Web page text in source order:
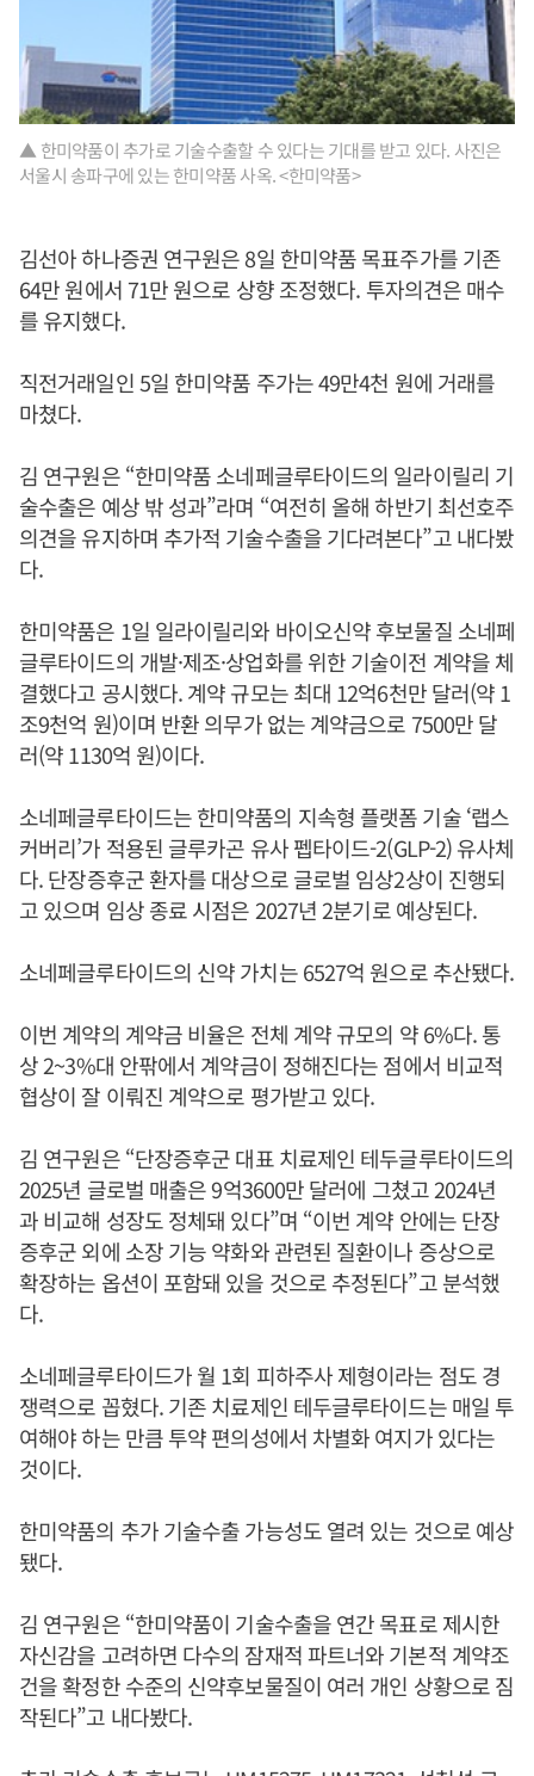
▲ 한미약품이 추가로 기술수출할 수 있다는 기대를 받고 있다. 사진은
서울시 송파구에 있는 한미약품 사옥. <한미약품>
김선아 하나증권 연구원은 8일 한미약품 목표주가를 기존
64만 원에서 71만 원으로 상향 조정했다. 투자의견은 매수
를 유지했다.
직전거래일인 5일 한미약품 주가는 49만4천 원에 거래를
마쳤다.
김 연구원은 “한미약품 소네페글루타이드의 일라이릴리 기
술수출은 예상 밖 성과”라며 “여전히 올해 하반기 최선호주
의견을 유지하며 추가적 기술수출을 기다려본다”고 내다봤
다.
한미약품은 1일 일라이릴리와 바이오신약 후보물질 소네페
글루타이드의 개발·제조·상업화를 위한 기술이전 계약을 체
결했다고 공시했다. 계약 규모는 최대 12억6천만 달러(약 1
조9천억 원)이며 반환 의무가 없는 계약금으로 7500만 달
러(약 1130억 원)이다.
소네페글루타이드는 한미약품의 지속형 플랫폼 기술 ‘랩스
커버리’가 적용된 글루카곤 유사 펩타이드-2(GLP-2) 유사체
다. 단장증후군 환자를 대상으로 글로벌 임상2상이 진행되
고 있으며 임상 종료 시점은 2027년 2분기로 예상된다.
소네페글루타이드의 신약 가치는 6527억 원으로 추산됐다.
이번 계약의 계약금 비율은 전체 계약 규모의 약 6%다. 통
상 2~3%대 안팎에서 계약금이 정해진다는 점에서 비교적
협상이 잘 이뤄진 계약으로 평가받고 있다.
김 연구원은 “단장증후군 대표 치료제인 테두글루타이드의
2025년 글로벌 매출은 9억3600만 달러에 그쳤고 2024년
과 비교해 성장도 정체돼 있다”며 “이번 계약 안에는 단장
증후군 외에 소장 기능 약화와 관련된 질환이나 증상으로
확장하는 옵션이 포함돼 있을 것으로 추정된다”고 분석했
다.
소네페글루타이드가 월 1회 피하주사 제형이라는 점도 경
쟁력으로 꼽혔다. 기존 치료제인 테두글루타이드는 매일 투
여해야 하는 만큼 투약 편의성에서 차별화 여지가 있다는
것이다.
한미약품의 추가 기술수출 가능성도 열려 있는 것으로 예상
됐다.
김 연구원은 “한미약품이 기술수출을 연간 목표로 제시한
자신감을 고려하면 다수의 잠재적 파트너와 기본적 계약조
건을 확정한 수준의 신약후보물질이 여러 개인 상황으로 짐
작된다”고 내다봤다.